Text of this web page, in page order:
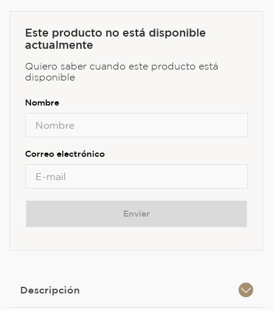
Este producto no está disponible
actualmente
Quiero saber cuando este producto está
disponible
Enviar
Descripción